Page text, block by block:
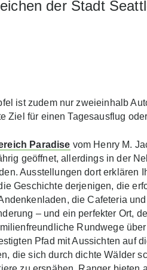
der Stadt
ist zudem nur zweieinhalb
Ziel für einen Tagesausflug
Paradise vom Henry M.
geöffnet, allerdings in der
Ausstellungen dort erklären
Geschichte derjenigen, die
die Cafeteria
– und ein perfekter Ort,
Rundwege
Pfad mit Aussichten auf
die sich durch dichte Wälder